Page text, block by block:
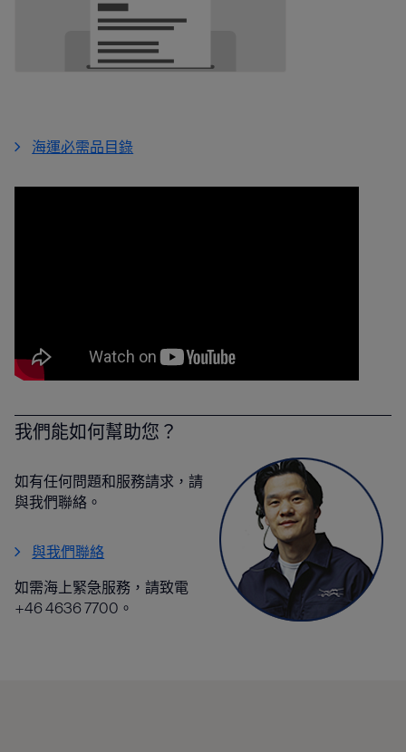
海運必需品目錄
我們能如何幫助您？
如有任何問題和服務請求，請
與我們聯絡。
與我們聯絡
如需海上緊急服務，請致電
+46 4636 7700。